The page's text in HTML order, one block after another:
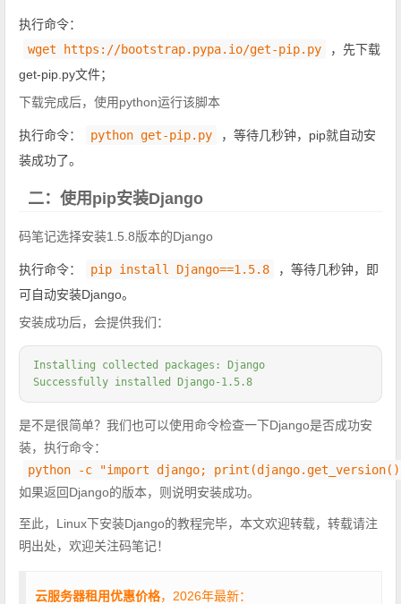
执行命令：
wget https://bootstrap.pypa.io/get-pip.py
，先下载
get-pip.py文件；
下载完成后，使用python运行该脚本
执行命令： python get-pip.py
，等待几秒钟，pip就自动安
装成功了。
二：使用pip安装Django
码笔记选择安装1.5.8版本的Django
执行命令： pip install Django==1.5.8
，等待几秒钟，即
可自动安装Django。
安装成功后，会提供我们：
Installing collected packages: Django
Successfully installed Django-1.5.8
是不是很简单？我们也可以使用命令检查一下Django是否成功安
装，执行命令：
python -c "import django;
如果返回Django的版本，则说明安装成功。
至此，Linux下安装Django的教程完毕，本文欢迎转载，转载请注
明出处，欢迎关注码笔记！
云服务器租用优惠价格，2026年最新：